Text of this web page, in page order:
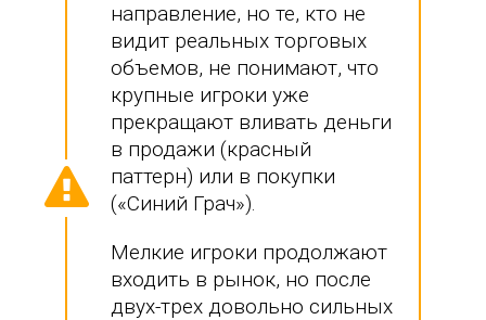
направление, но те, кто не
видит реальных торговых
объемов, не понимают, что
крупные игроки уже
прекращают вливать деньги
в продажи (красный
паттерн) или в покупки
(«Синий Грач»).
Мелкие игроки продолжают
входить в рынок, но после
двух-трех довольно сильных